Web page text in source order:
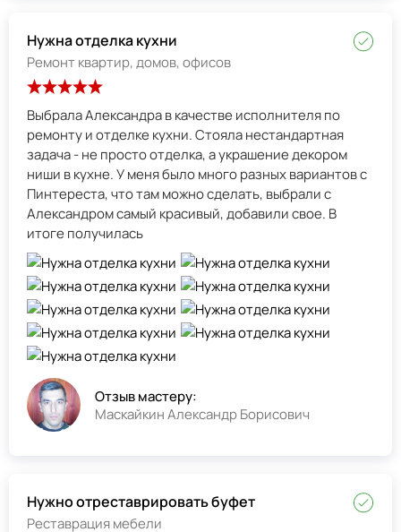
Нужна отделка кухни
Ремонт квартир, домов, офисов
Выбрала Александра в качестве исполнителя по
ремонту и отделке кухни. Стояла нестандартная
задача - не просто отделка, а украшение декором
ниши в кухне. У меня было много разных вариантов с
Пинтереста, что там можно сделать, выбрали с
Александром самый красивый, добавили свое. В
итоге получилась
Отзыв мастеру:
Маскайкин Александр Борисович
Нужно отреставрировать буфет
Реставрация мебели